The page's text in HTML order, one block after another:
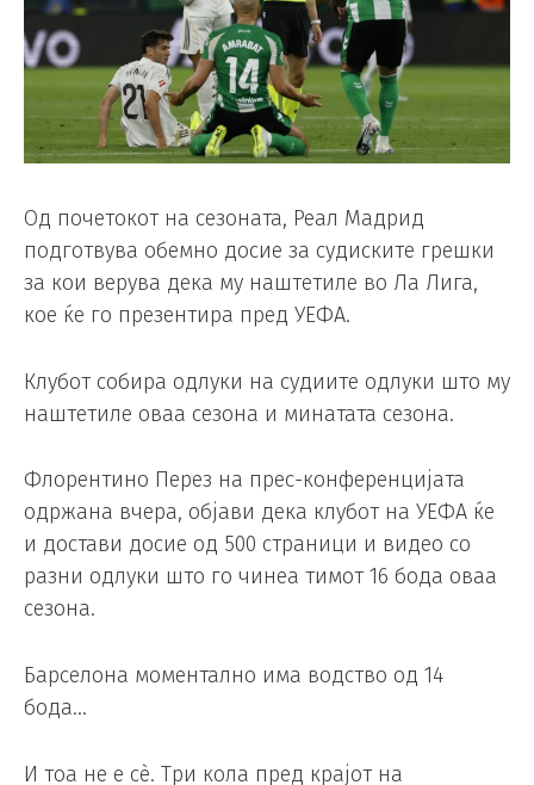
Од почетокот на сезоната, Реал Мадрид
подготвува обемно досие за судиските грешки
за кои верува дека му наштетиле во Ла Лига,
кое ќе го презентира пред УЕФА.
Клубот собира одлуки на судиите одлуки што му
наштетиле оваа сезона и минатата сезона.
Флорентино Перез на прес-конференцијата
одржана вчера, објави дека клубот на УЕФА ќе
и достави досие од 500 страници и видео со
разни одлуки што го чинеа тимот 16 бода оваа
сезона.
Барселона моментално има водство од 14
бода…
И тоа не е сè. Три кола пред крајот на